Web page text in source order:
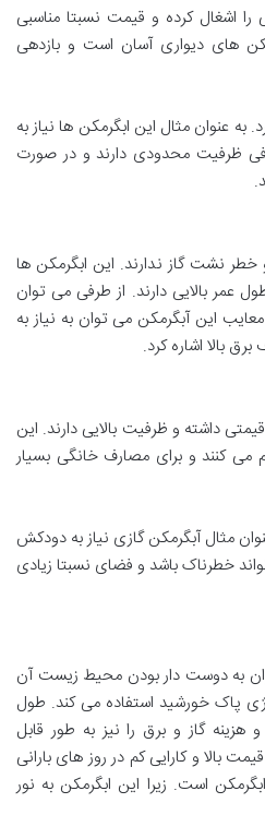
اشغال کرده و قیمت نسبتا مناسبی
های دیواری آسان است و بازدهی
به عنوان مثال این ابگرمکن ها نیاز به
ظرفیت محدودی دارند و در صورت
نشت گاز ندارند. این ابگرمکن ها
عمر بالایی دارند. از طرفی می توان
این آبگرمکن می توان به نیاز به
بالا اشاره کرد.
داشته و ظرفیت بالایی دارند. این
می کنند و برای مصارف خانگی بسیار
مثال آبگرمکن گازی نیاز به دودکش
خطرناک باشد و فضای نسبتا زیادی
به دوست دار بودن محیط زیست آن
پاک خورشید استفاده می کند. طول
هزینه گاز و برق را نیز به طور قابل
بالا و کارایی کم در روز های بارانی
است. زیرا این ابگرمکن به نور